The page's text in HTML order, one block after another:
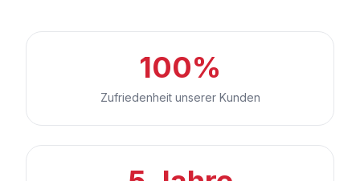
100%
Zufriedenheit unserer Kunden